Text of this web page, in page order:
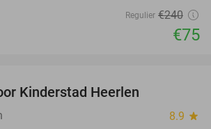
Regulier €240
€75
Kinderstad Heerlen
8.9 star